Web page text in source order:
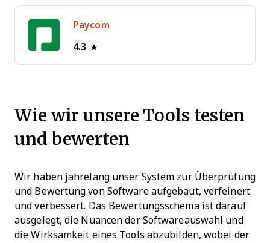
Paycom
4.3
Wie wir unsere Tools testen
und bewerten
Wir haben jahrelang unser System zur Überprüfung
und Bewertung von Software aufgebaut, verfeinert
und verbessert. Das Bewertungsschema ist darauf
ausgelegt, die Nuancen der Softwareauswahl und
die Wirksamkeit eines Tools abzubilden, wobei der